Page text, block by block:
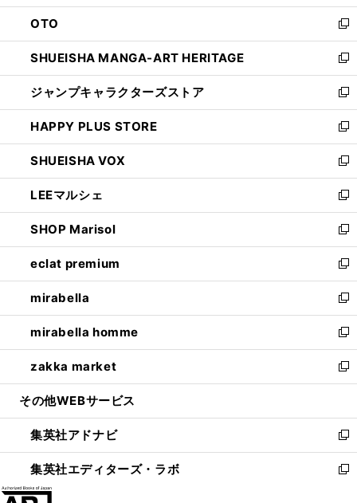
ウ
で
開
く
ン
ド
ウ
で
開
く
OTO
新
し
い
ウ
ィ
ン
ド
ウ
で
開
く
SHUEISHA MANGA-ART HERITAGE
新
し
い
ウ
ィ
ン
ド
ウ
で
開
く
ジャンプキャラクターズストア
新
し
い
ウ
ィ
ン
ド
ウ
で
開
く
HAPPY PLUS STORE
新
し
い
ウ
ィ
ン
ド
ウ
で
開
く
SHUEISHA VOX
新
し
い
ウ
ィ
ン
ド
ウ
で
開
く
LEEマルシェ
新
し
い
ウ
ィ
ン
ド
ウ
で
開
く
SHOP Marisol
新
し
い
ウ
ィ
ン
ド
ウ
で
開
eclat premium
新
し
い
ウ
ィ
ン
ド
ウ
開
く
mirabella
新
し
い
ウ
ィ
ン
ウ
で
開
く
mirabella homme
新
し
い
ウ
ン
ド
ウ
で
zakka market
新
し
ウ
ィ
ン
ド
その他WEBサービス
集英社アドナビ
新
し
い
集英社エディターズ・ラボ
新